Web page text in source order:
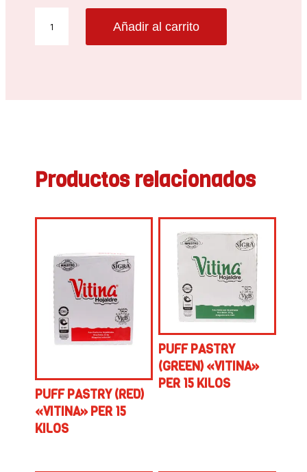
PASTRY
Añadir al carrito
Productos relacionados
PUFF PASTRY (RED)
«VITINA» PER 15
KILOS
PUFF PASTRY
(GREEN) «VITINA»
PER 15 KILOS